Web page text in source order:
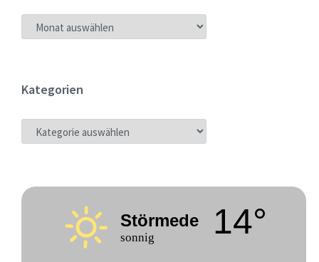
ARCHIV
Kategorien
KATEGORIEN
Störmede
sonnig 14°